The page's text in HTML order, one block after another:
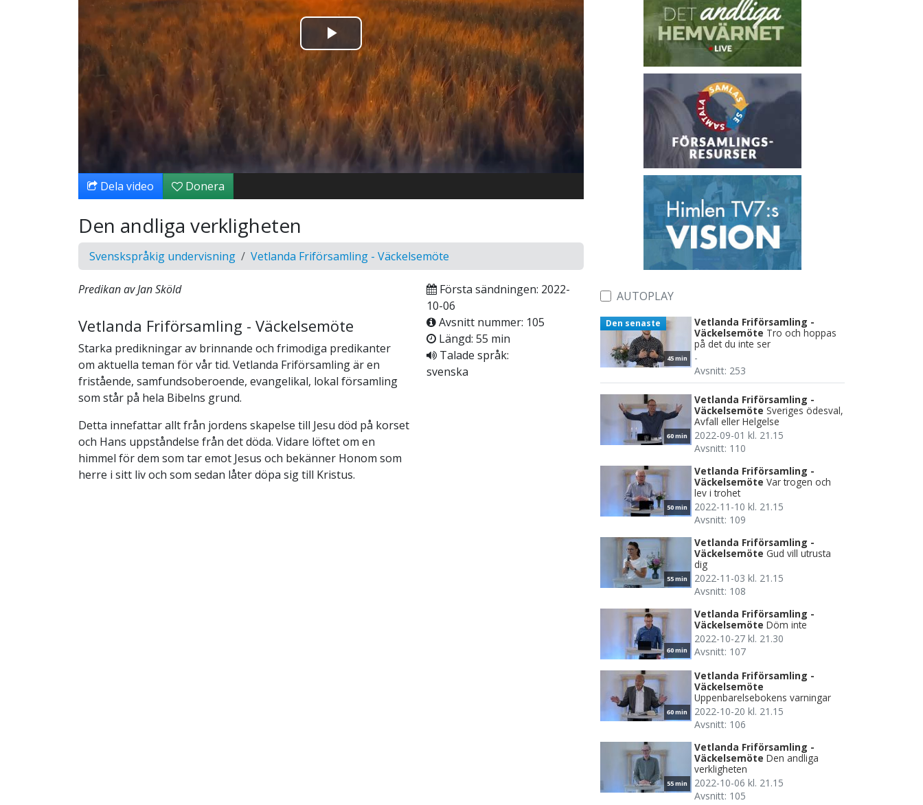
Spela
upp
video
Dela video Donera
Den andliga verkligheten
Svenskspråkig undervisning Vetlanda Friförsamling - Väckelsemöte
Predikan av Jan Sköld
Vetlanda Friförsamling - Väckelsemöte
Starka predikningar av brinnande och frimodiga predikanter
om aktuella teman för vår tid. Vetlanda Friförsamling är en
fristående, samfundsoberoende, evangelikal, lokal församling
som står på hela Bibelns grund.
Detta innefattar allt från jordens skapelse till Jesu död på korset
och Hans uppståndelse från det döda. Vidare löftet om en
himmel för dem som tar emot Jesus och bekänner Honom som
herre i sitt liv och som sedan låter döpa sig till Kristus.
Första sändningen: 2022-
10-06
Avsnitt nummer: 105
Längd: 55 min
Talade språk:
svenska
AUTOPLAY
45 min
Den senaste
Vetlanda Friförsamling -
Väckelsemöte Tro och hoppas
på det du inte ser
-
Avsnitt: 253
60 min
Vetlanda Friförsamling -
Väckelsemöte Sveriges ödesval,
Avfall eller Helgelse
2022-09-01 kl. 21.15
Avsnitt: 110
50 min
Vetlanda Friförsamling -
Väckelsemöte Var trogen och
lev i trohet
2022-11-10 kl. 21.15
Avsnitt: 109
55 min
Vetlanda Friförsamling -
Väckelsemöte Gud vill utrusta
dig
2022-11-03 kl. 21.15
Avsnitt: 108
60 min
Vetlanda Friförsamling -
Väckelsemöte Döm inte
2022-10-27 kl. 21.30
Avsnitt: 107
60 min
Vetlanda Friförsamling -
Väckelsemöte
Uppenbarelsebokens varningar
2022-10-20 kl. 21.15
Avsnitt: 106
55 min
Vetlanda Friförsamling -
Väckelsemöte Den andliga
verkligheten
2022-10-06 kl. 21.15
Avsnitt: 105